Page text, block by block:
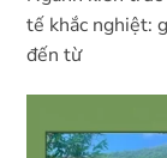
tế khắc nghiệt:
đến từ